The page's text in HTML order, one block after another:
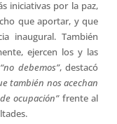
iniciativas por la paz,
que aportar, y que
inaugural. También
ejercen los y las
“no debemos”, destacó
también nos acechan
ocupación”frente al